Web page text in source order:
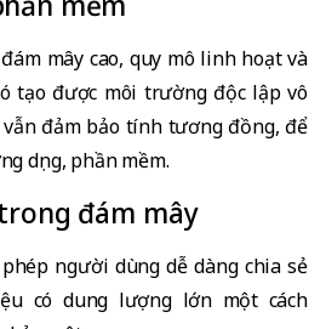
mây cao, quy mô linh hoạt và
tạo được môi trường độc lập vô
đảm bảo tính tương đồng, để
dụng, phần mềm.
đám mây
người dùng dễ dàng chia sẻ
có dung lượng lớn một cách